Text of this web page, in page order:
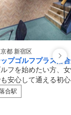
都 新宿区
プゴルフプラス落
フを始めたい方、
安心して通える初
ラムも充実!!～無料体
中!!～ ★新規入会い
合駅